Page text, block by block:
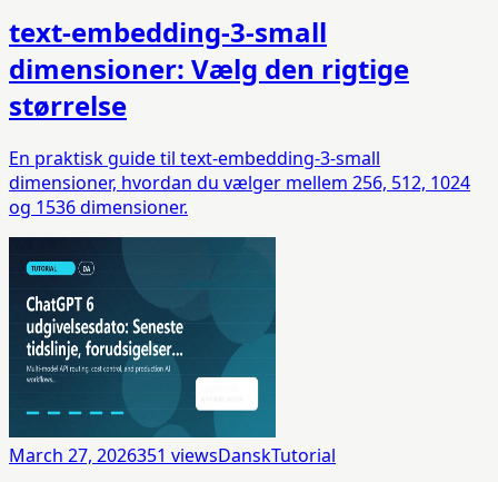
text-embedding-3-small
dimensioner: Vælg den rigtige
størrelse
En praktisk guide til text-embedding-3-small
dimensioner, hvordan du vælger mellem 256, 512, 1024
og 1536 dimensioner.
March 27, 2026351 viewsDanskTutorial